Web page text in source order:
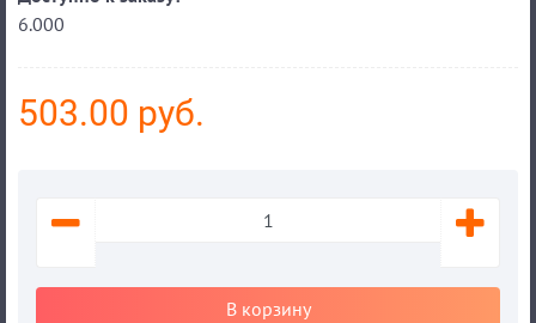
6.000
503.00 руб.
В корзину